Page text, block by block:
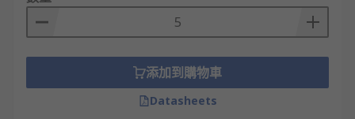
電子測試設備：
：用於測量電壓、電流等。
訊號發生器：產生各種波形的訊號。
頻譜分析儀：分析訊號的頻率成分。
添加到購物車
Datasheets